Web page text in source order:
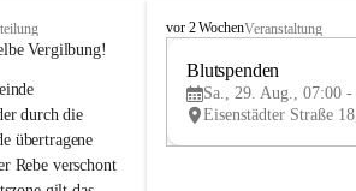
Vergilbung!
durch die
übertragene
Rebe verschont
B
e
vor 2 WochenVeranstaltung
Blutspenden
Sa., 29. Aug., 07:00 -